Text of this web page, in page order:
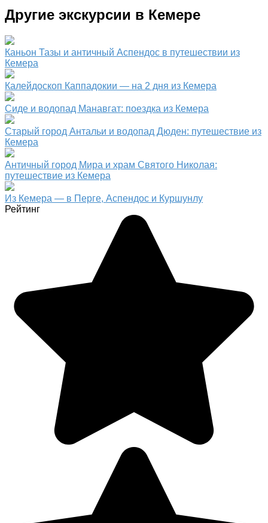
Другие экскурсии в Кемере
Каньон Тазы и античный Аспендос в путешествии из
Кемера
Калейдоскоп Каппадокии — на 2 дня из Кемера
Сиде и водопад Манавгат: поездка из Кемера
Старый город Антальи и водопад Дюден: путешествие из
Кемера
Античный город Мира и храм Святого Николая:
путешествие из Кемера
Из Кемера — в Перге, Аспендос и Куршунлу
Рейтинг